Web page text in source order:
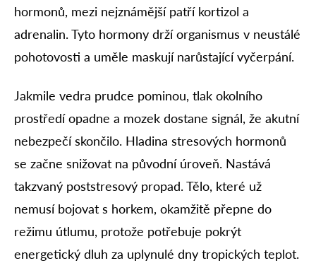
hormonů, mezi nejznámější patří kortizol a
adrenalin. Tyto hormony drží organismus v neustálé
pohotovosti a uměle maskují narůstající vyčerpání.
Jakmile vedra prudce pominou, tlak okolního
prostředí opadne a mozek dostane signál, že akutní
nebezpečí skončilo. Hladina stresových hormonů
se začne snižovat na původní úroveň. Nastává
takzvaný poststresový propad. Tělo, které už
nemusí bojovat s horkem, okamžitě přepne do
režimu útlumu, protože potřebuje pokrýt
energetický dluh za uplynulé dny tropických teplot.